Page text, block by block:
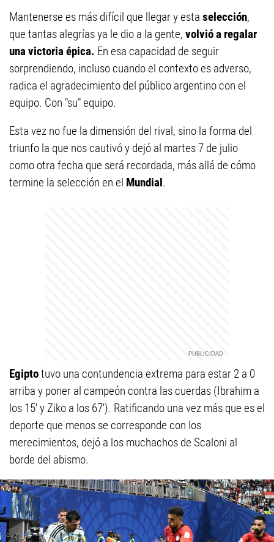
Mantenerse es más difícil que llegar y esta selección,
que tantas alegrías ya le dio a la gente, volvió a regalar
una victoria épica. En esa capacidad de seguir
sorprendiendo, incluso cuando el contexto es adverso,
radica el agradecimiento del público argentino con el
equipo. Con "su" equipo.
Esta vez no fue la dimensión del rival, sino la forma del
triunfo la que nos cautivó y dejó al martes 7 de julio
como otra fecha que será recordada, más allá de cómo
termine la selección en el Mundial.
Egiptotuvo una contundencia extrema para estar 2 a 0
arriba y poner al campeón contra las cuerdas (Ibrahim a
los 15' y Ziko a los 67'). Ratificando una vez más que es el
deporte que menos se corresponde con los
merecimientos, dejó a los muchachos de Scaloni al
borde del abismo.